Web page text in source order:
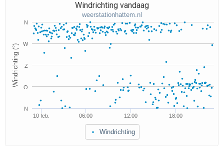
Windrichting (°)
Windrichting vandaag
weerstationhattem.nl
Windrichting
10 feb. 06:00 12:00 18:00
N
O
Z
W
N